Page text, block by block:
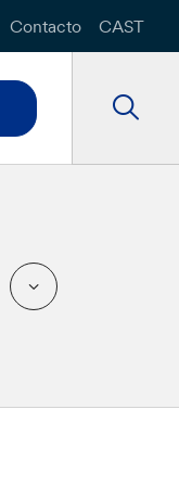
Contacto CAST